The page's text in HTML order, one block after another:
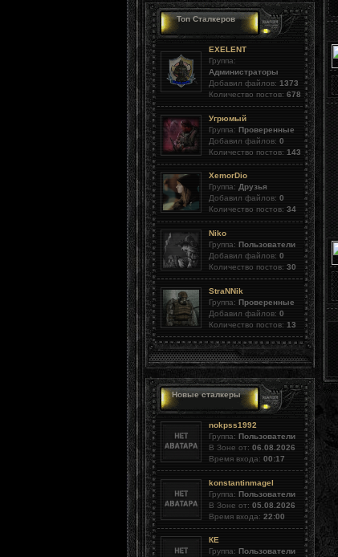
Топ Сталкеров
EXELENT
Группа:
Администраторы
Добавил файлов: 1373
Количество постов: 678
Угрюмый
Группа: Проверенные
Добавил файлов: 0
Количество постов: 143
XemorDio
Группа: Друзья
Добавил файлов: 0
Количество постов: 34
Niko
Группа: Пользователи
Добавил файлов: 0
Количество постов: 30
StraNNik
Группа: Проверенные
Добавил файлов: 0
Количество постов: 13
Новые сталкеры
nokpss1992
Группа: Пользователи
В Зоне от: 06.08.2026
Время входа: 00:17
konstantinmagel
Группа: Пользователи
В Зоне от: 05.08.2026
Время входа: 22:00
КЕ
Группа: Пользователи